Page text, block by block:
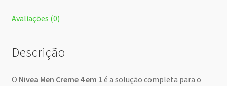
Avaliações (0)
Descrição
O Nivea Men Creme 4 em 1 é a solução completa para o